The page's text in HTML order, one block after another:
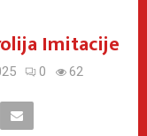
Imitacije
0 62